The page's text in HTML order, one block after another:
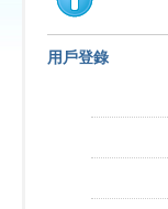
用戶登錄